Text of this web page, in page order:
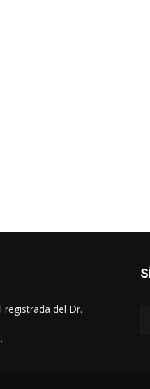
registrada del Dr.